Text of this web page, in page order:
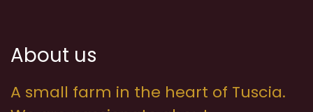
About us
A small farm in the heart of Tuscia.